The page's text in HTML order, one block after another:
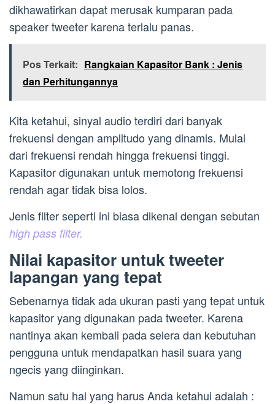
dikhawatirkan dapat merusak kumparan pada
speaker tweeter karena terlalu panas.
Pos Terkait: Rangkaian Kapasitor Bank : Jenis
dan Perhitungannya
Kita ketahui, sinyal audio terdiri dari banyak
frekuensi dengan amplitudo yang dinamis. Mulai
dari frekuensi rendah hingga frekuensi tinggi.
Kapasitor digunakan untuk memotong frekuensi
rendah agar tidak bisa lolos.
Jenis filter seperti ini biasa dikenal dengan sebutan
high pass filter.
Nilai kapasitor untuk tweeter
lapangan yang tepat
Sebenarnya tidak ada ukuran pasti yang tepat untuk
kapasitor yang digunakan pada tweeter. Karena
nantinya akan kembali pada selera dan kebutuhan
pengguna untuk mendapatkan hasil suara yang
ngecis yang diinginkan.
Namun satu hal yang harus Anda ketahui adalah :